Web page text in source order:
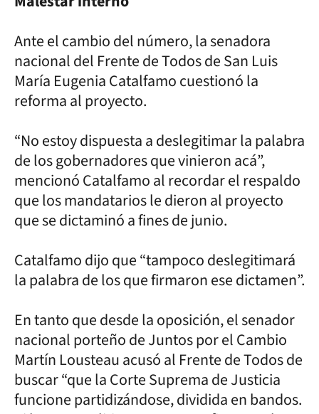
Ante el cambio del número, la senadora
nacional del Frente de Todos de San Luis
María Eugenia Catalfamo cuestionó la
reforma al proyecto.
“No estoy dispuesta a deslegitimar la palabra
de los gobernadores que vinieron acá”,
mencionó Catalfamo al recordar el respaldo
que los mandatarios le dieron al proyecto
que se dictaminó a fines de junio.
Catalfamo dijo que “tampoco deslegitimará
la palabra de los que firmaron ese dictamen”.
En tanto que desde la oposición, el senador
nacional porteño de Juntos por el Cambio
Martín Lousteau acusó al Frente de Todos de
buscar “que la Corte Suprema de Justicia
funcione partidizándose, dividida en bandos.